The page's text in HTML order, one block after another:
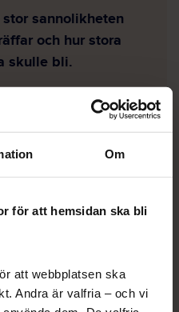
Om
för att hemsidan ska bli
att webbplatsen ska
Andra är valfria – och vi
sannolikheten
och hur stora
skulle bli.
konsekvens av
frekvens, alltså
inträffat tidigare.